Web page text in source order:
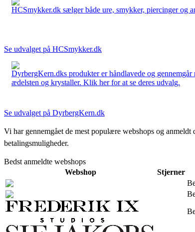
HCSmykker.dk sælger både ure, smykker, piercinger og
Se udvalget på HCSmykker.dk
DyrbergKern.dks produkter er håndlavede og
ædelsten og krystaller. Klik her for at se deres udvalg.
Se udvalget på DyrbergKern.dk
Vi har gennemgået de mest populære webshops og
betalingsmuligheder.
Bedst anmeldte webshops
Webshop
Stjerner